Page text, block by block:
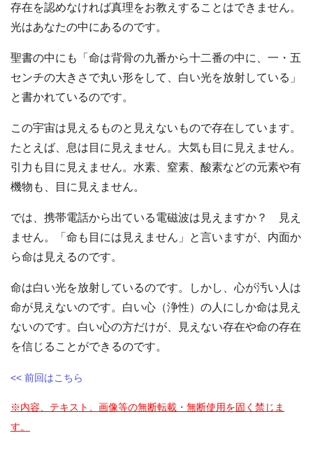
存在を認めなければ真理をお教えすることはできません。
光はあなたの中にあるのです。
聖書の中にも「命は背骨の九番から十二番の中に、一・五
センチの大きさで丸い形をして、白い光を放射している」
と書かれているのです。
この宇宙は見えるものと見えないもので存在しています。
たとえば、息は目に見えません。大気も目に見えません。
引力も目に見えません。水素、窒素、酸素などの元素や有
機物も、目に見えません。
では、携帯電話から出ている電磁波は見えますか？ 見え
ません。「命も目には見えません」と言いますが、内面か
ら命は見えるのです。
命は白い光を放射しているのです。しかし、心が汚い人は
命が見えないのです。白い心（浄性）の人にしか命は見え
ないのです。白い心の方だけが、見えない存在や命の存在
を信じることができるのです。
<< 前回はこちら
※内容、テキスト、画像等の無断転載・無断使用を固く禁じま
す。